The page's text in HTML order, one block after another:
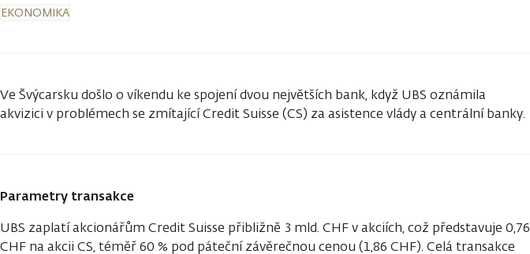
EKONOMIKA
Ve Švýcarsku došlo o víkendu ke spojení dvou největších bank, když UBS oznámila
akvizici v problémech se zmítající Credit Suisse (CS) za asistence vlády a centrální banky.
Parametry transakce
UBS zaplatí akcionářům Credit Suisse přibližně 3 mld. CHF v akciích, což představuje 0,76
CHF na akcii CS, téměř 60 % pod páteční závěrečnou cenou (1,86 CHF). Celá transakce